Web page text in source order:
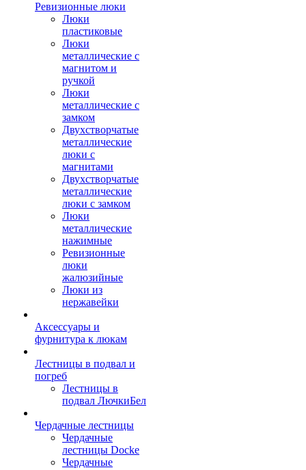
Ревизионные люки
Люки
пластиковые
Люки
металлические с
магнитом и
ручкой
Люки
металлические с
замком
Двухстворчатые
металлические
люки с
магнитами
Двухстворчатые
металлические
люки с замком
Люки
металлические
нажимные
Ревизионные
люки
жалюзийные
Люки из
нержавейки
Аксессуары и
фурнитура к люкам
Лестницы в подвал и
погреб
Лестницы в
подвал ЛючкиБел
Чердачные лестницы
Чердачные
лестницы Docke
Чердачные